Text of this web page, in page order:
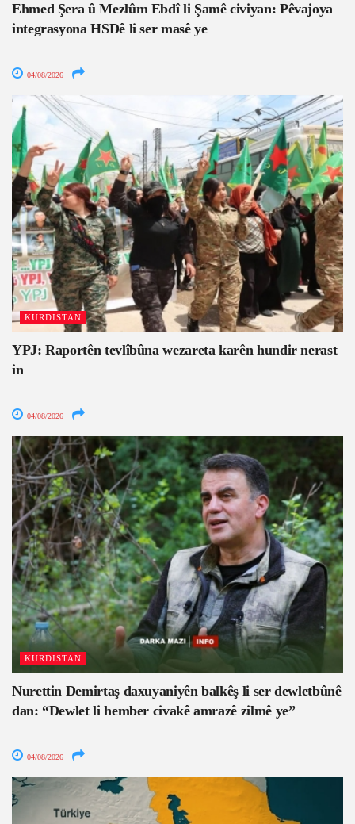
Ehmed Şera û Mezlûm Ebdî li Şamê civiyan: Pêvajoya
integrasyona HSDê li ser masê ye
04/08/2026
KURDISTAN
YPJ: Raportên tevlîbûna wezareta karên hundir nerast
in
04/08/2026
KURDISTAN
Nurettin Demirtaş daxuyaniyên balkêş li ser dewletbûnê
dan: “Dewlet li hember civakê amrazê zilmê ye”
04/08/2026